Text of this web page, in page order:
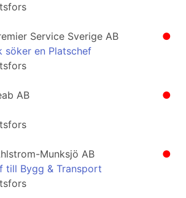
●
Service Sverige AB
söker en Platschef
●
AB
●
Munksjö AB
till Bygg & Transport